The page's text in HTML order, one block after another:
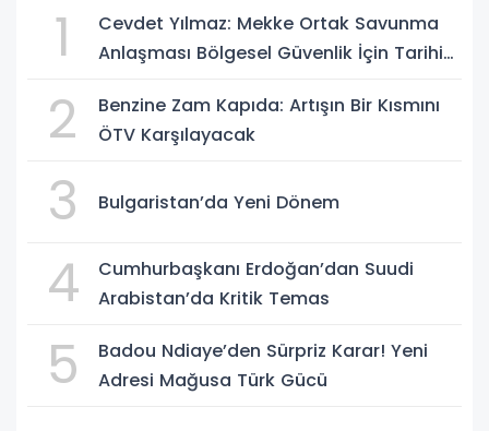
1
Cevdet Yılmaz: Mekke Ortak Savunma
Anlaşması Bölgesel Güvenlik İçin Tarihi
2
Benzine Zam Kapıda: Artışın Bir Kısmını
ÖTV Karşılayacak
3 Bulgaristan’da Yeni Dönem
4
Cumhurbaşkanı Erdoğan’dan Suudi
Arabistan’da Kritik Temas
5
Badou Ndiaye’den Sürpriz Karar! Yeni
Adresi Mağusa Türk Gücü